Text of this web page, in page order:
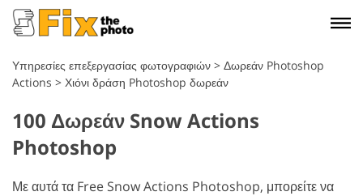
Υπηρεσίες επεξεργασίας φωτογραφιών > Δωρεάν Photoshop
Actions > Χιόνι δράση Photoshop δωρεάν
100 Δωρεάν Snow Actions
Photoshop
Με αυτά τα Free Snow Actions Photoshop, μπορείτε να